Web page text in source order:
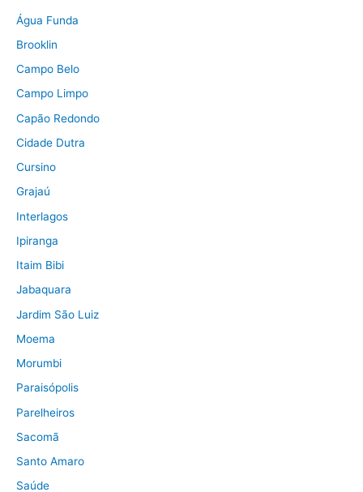
Água Funda
Brooklin
Campo Belo
Campo Limpo
Capão Redondo
Cidade Dutra
Cursino
Grajaú
Interlagos
Ipiranga
Itaim Bibi
Jabaquara
Jardim São Luiz
Moema
Morumbi
Paraisópolis
Parelheiros
Sacomã
Santo Amaro
Saúde